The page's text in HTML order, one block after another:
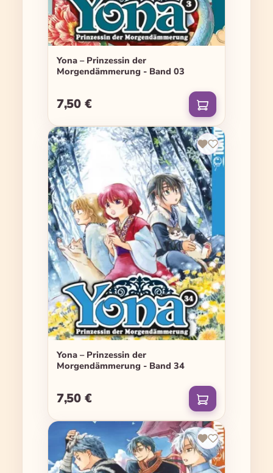
Yona – Prinzessin der
Morgendämmerung - Band 03
Regulärer Preis:
7,50 €
Yona – Prinzessin der
Morgendämmerung - Band 34
Regulärer Preis:
7,50 €